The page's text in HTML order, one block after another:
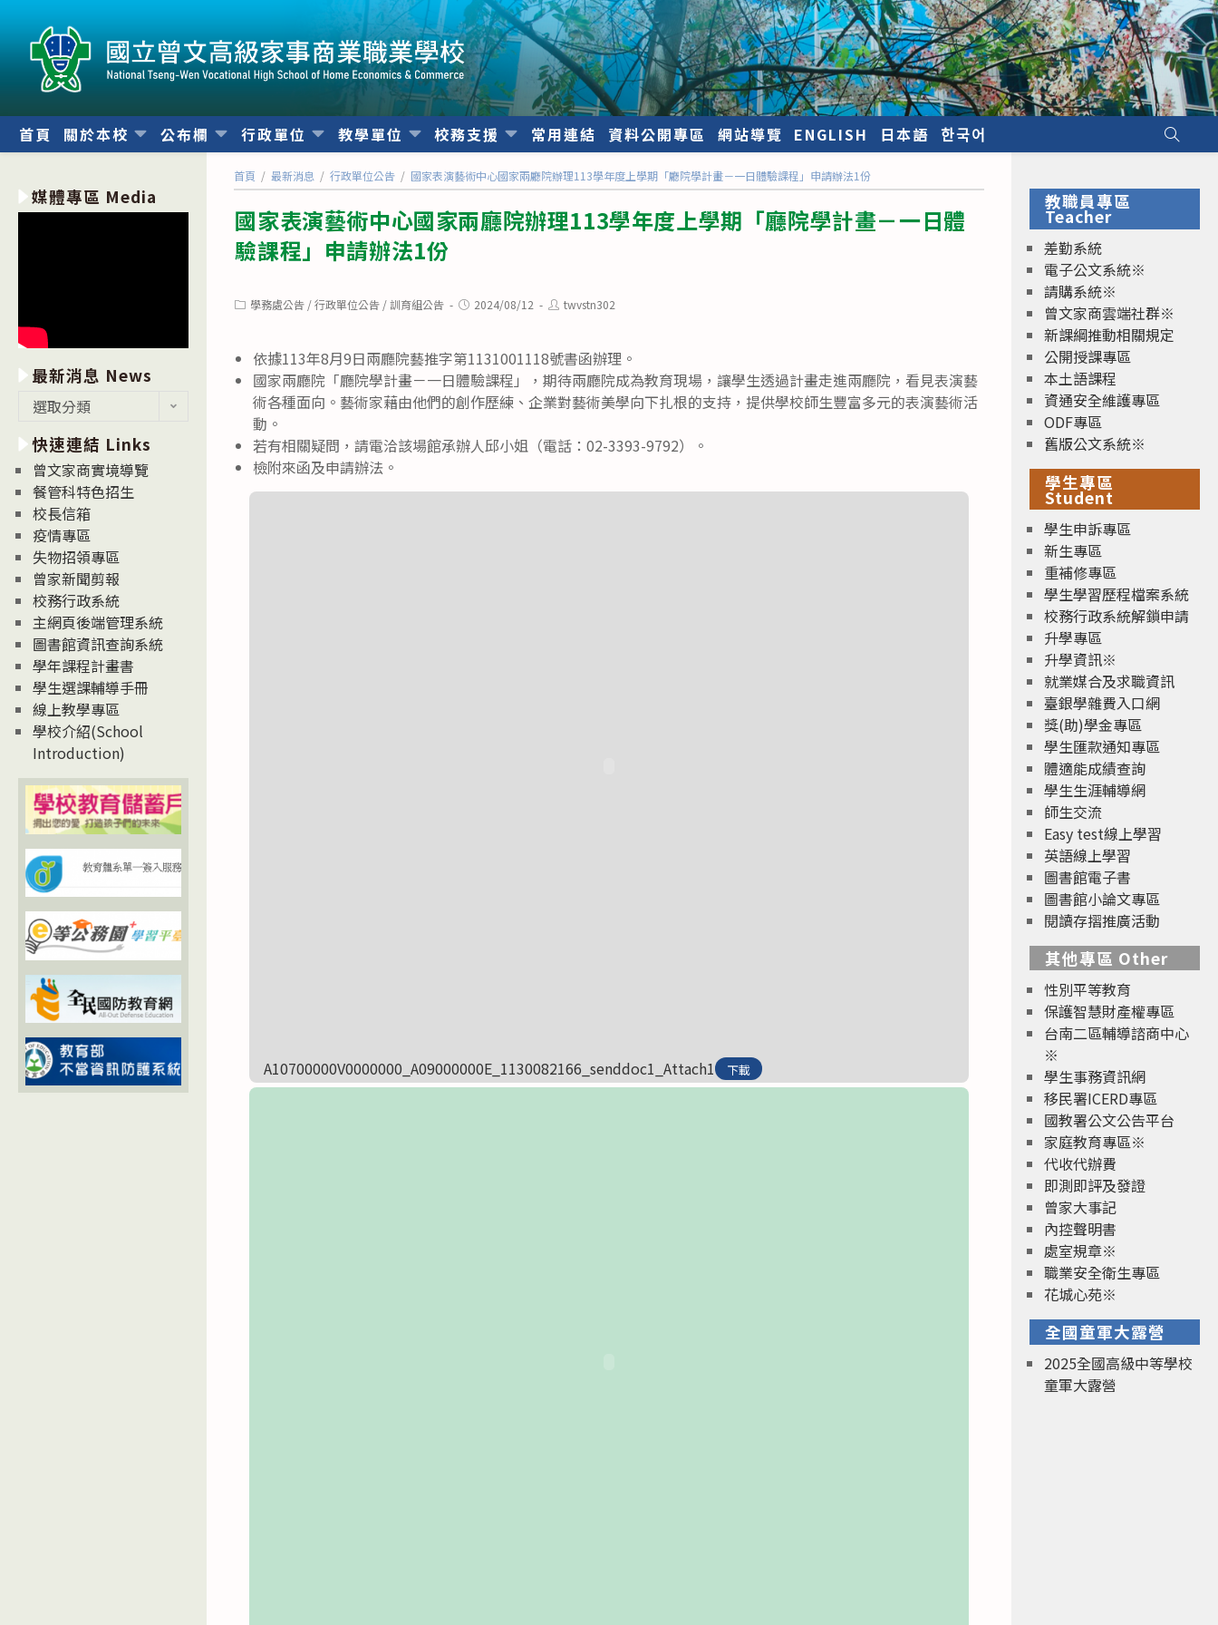
內
首頁 關於本校 公布欄 行政單位 教學單位 校務支援 常用連結 資料公開專區 網站導覽 ENGLISH 日本語 한국어
首頁 / 最新消息 / 行政單位公告 / 國家表演藝術中心國家兩廳院辦理113學年度上學期「廳院學計畫－一日體驗課程」申請辦法1份
國家表演藝術中心國家兩廳院辦理113學年度上學期「廳院學計畫－一日體
驗課程」申請辦法1份
Post學務處公告 / 行政單位公告 / 訓育組公告
Post2024/08/12
Posttwvstn302
依據113年8月9日兩廳院藝推字第1131001118號書函辦理。
國家兩廳院「廳院學計畫－一日體驗課程」，期待兩廳院成為教育現場，讓學生透過計畫走進兩廳院，看見表演藝
術各種面向。藝術家藉由他們的創作歷練、企業對藝術美學向下扎根的支持，提供學校師生豐富多元的表演藝術活
動。
若有相關疑問，請電洽該場館承辦人邱小姐（電話：02-3393-9792）。
檢附來函及申請辦法。
A10700000V0000000_A09000000E_1130082166_senddoc1_Attach1 下載
媒體專區 Media
最新消息 News
消
息
News
選取分類
快速連結 Links
曾文家商實境導覽
餐管科特色招生
校長信箱
疫情專區
失物招領專區
曾家新聞剪報
校務行政系統
主網頁後端管理系統
圖書館資訊查詢系統
學年課程計畫書
學生選課輔導手冊
線上教學專區
學校介紹(School
Introduction)
教職員專區
Teacher
差勤系統
電子公文系統※
請購系統※
曾文家商雲端社群※
新課綱推動相關規定
公開授課專區
本土語課程
資通安全維護專區
ODF專區
舊版公文系統※
學生專區
Student
學生申訴專區
新生專區
重補修專區
學生學習歷程檔案系統
校務行政系統解鎖申請
升學專區
升學資訊※
就業媒合及求職資訊
臺銀學雜費入口網
獎(助)學金專區
學生匯款通知專區
體適能成績查詢
學生生涯輔導網
師生交流
Easy test線上學習
英語線上學習
圖書館電子書
圖書館小論文專區
閱讀存摺推廣活動
其他專區 Other
性別平等教育
保護智慧財產權專區
台南二區輔導諮商中心
※
學生事務資訊網
移民署ICERD專區
國教署公文公告平台
家庭教育專區※
代收代辦費
即測即評及發證
曾家大事記
內控聲明書
處室規章※
職業安全衛生專區
花城心苑※
全國童軍大露營
2025全國高級中等學校
童軍大露營